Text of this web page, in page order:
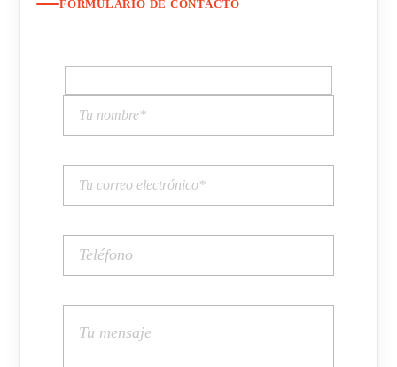
FORMULARIO DE CONTACTO